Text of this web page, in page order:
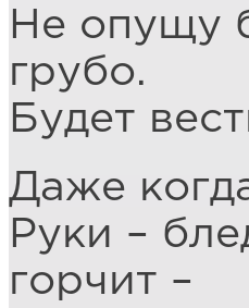
Не опущу
грубо.
Будет
Даже
Руки –
горчит –